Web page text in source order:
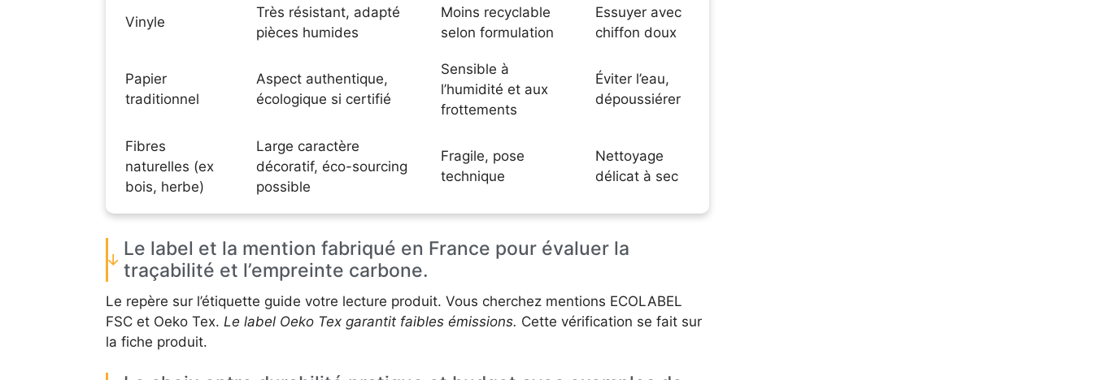
Vinyle
Très résistant, adapté
pièces humides
Moins recyclable
selon formulation
Essuyer avec
chiffon doux
Papier
traditionnel
Aspect authentique,
écologique si certifié
Sensible à
l’humidité et aux
frottements
Éviter l’eau,
dépoussiérer
Fibres
naturelles (ex
bois, herbe)
Large caractère
décoratif, éco-sourcing
possible
Fragile, pose
technique
Nettoyage
délicat à sec
Le label et la mention fabriqué en France pour évaluer la
traçabilité et l’empreinte carbone.
Le repère sur l’étiquette guide votre lecture produit. Vous cherchez mentions ECOLABEL
FSC et Oeko Tex. Le label Oeko Tex garantit faibles émissions. Cette vérification se fait sur
la fiche produit.